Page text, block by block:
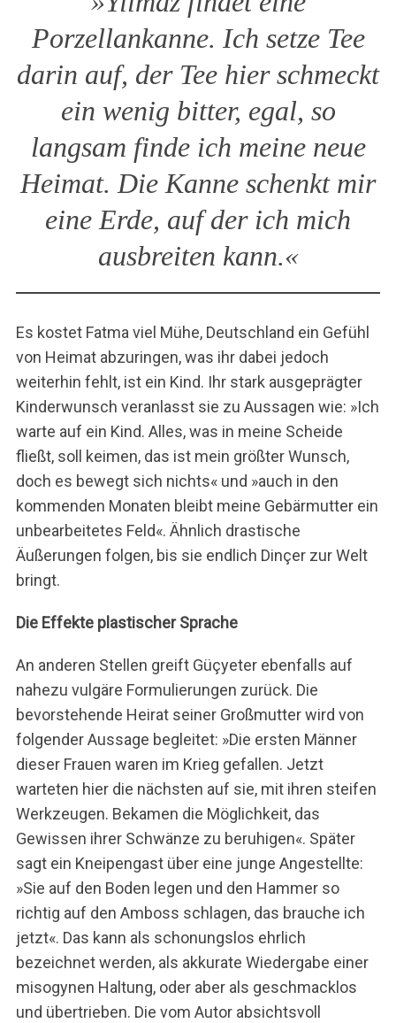
Porzellankanne. Ich setze Tee
darin auf, der Tee hier schmeckt
ein wenig bitter, egal, so
langsam finde ich meine neue
Heimat. Die Kanne schenkt mir
eine Erde, auf der ich mich
ausbreiten kann.«
Es kostet Fatma viel Mühe, Deutschland ein Gefühl
von Heimat abzuringen, was ihr dabei jedoch
weiterhin fehlt, ist ein Kind. Ihr stark ausgeprägter
Kinderwunsch veranlasst sie zu Aussagen wie: »Ich
warte auf ein Kind. Alles, was in meine Scheide
fließt, soll keimen, das ist mein größter Wunsch,
doch es bewegt sich nichts« und »auch in den
kommenden Monaten bleibt meine Gebärmutter ein
unbearbeitetes Feld«. Ähnlich drastische
Äußerungen folgen, bis sie endlich Dinçer zur Welt
bringt.
Die Effekte plastischer Sprache
An anderen Stellen greift Güçyeter ebenfalls auf
nahezu vulgäre Formulierungen zurück. Die
bevorstehende Heirat seiner Großmutter wird von
folgender Aussage begleitet: »Die ersten Männer
dieser Frauen waren im Krieg gefallen. Jetzt
warteten hier die nächsten auf sie, mit ihren steifen
Werkzeugen. Bekamen die Möglichkeit, das
Gewissen ihrer Schwänze zu beruhigen«. Später
sagt ein Kneipengast über eine junge Angestellte:
»Sie auf den Boden legen und den Hammer so
richtig auf den Amboss schlagen, das brauche ich
jetzt«. Das kann als schonungslos ehrlich
bezeichnet werden, als akkurate Wiedergabe einer
misogynen Haltung, oder aber als geschmacklos
und übertrieben. Die vom Autor absichtsvoll